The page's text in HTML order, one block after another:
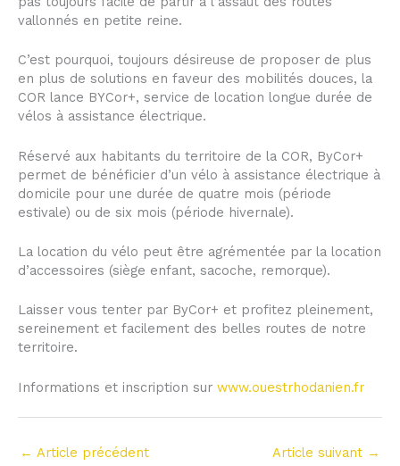
vallonnés en petite reine.
C’est pourquoi, toujours désireuse de proposer de plus
en plus de solutions en faveur des mobilités douces, la
COR lance BYCor+, service de location longue durée de
vélos à assistance électrique.
Réservé aux habitants du territoire de la COR, ByCor+
permet de bénéficier d’un vélo à assistance électrique à
domicile pour une durée de quatre mois (période
estivale) ou de six mois (période hivernale).
La location du vélo peut être agrémentée par la location
d’accessoires (siège enfant, sacoche, remorque).
Laisser vous tenter par ByCor+ et profitez pleinement,
sereinement et facilement des belles routes de notre
territoire.
Informations et inscription sur www.ouestrhodanien.fr
← Article précédent Article suivant →